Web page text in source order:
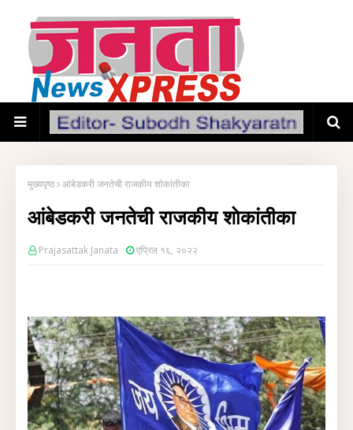
मुख्यपृष्ठ आंबेडकरी जनतेची राजकीय शाेकांतीका
आंबेडकरी जनतेची राजकीय शाेकांतीका
Prajasattak Janata एप्रिल १६, २०२२